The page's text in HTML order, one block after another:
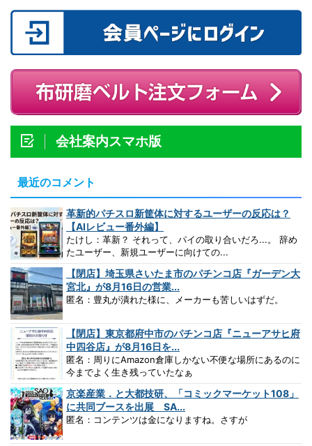
会社案内スマホ版
最近のコメント
革新的パチスロ新筐体に対するユーザーの反応は？
【AIレビュー番外編】
たけし：革新？ それって、パイの取り合いだろ...。 辞め
たユーザー、新規ユーザーに向けての...
【閉店】埼玉県さいたま市のパチンコ店『ガーデン大
宮北』が8月16日の営業...
匿名：豊丸が潰れた様に、メーカーも苦しいはずだ。
【閉店】東京都府中市のパチンコ店『ニューアサヒ府
中四谷店』が8月16日を...
匿名：周りにAmazon倉庫しかない不便な場所にあるのに
今までよく生き残っていたなぁ
京楽産業．と大都技研、「コミックマーケット108」
に共同ブースを出展 SA...
匿名：コンテンツは金になりますね。さすが